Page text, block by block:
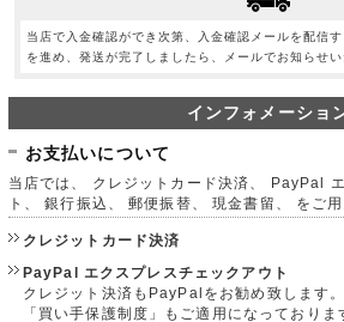
当店で入金確認ができ次第、入金確認メールを配信
を進め、発送が完了しましたら、メールでお知らせい
インフォメーショ
お支払いについて
当店では、 クレジットカード決済、 PayPal
ト、 銀行振込、 郵便振替、 現金書留、 をご用
クレジットカード決済
PayPal エクスプレスチェックアウト
クレジット決済もPayPalをお勧め致します。
「買い手保護制度」もご適用になっておりま